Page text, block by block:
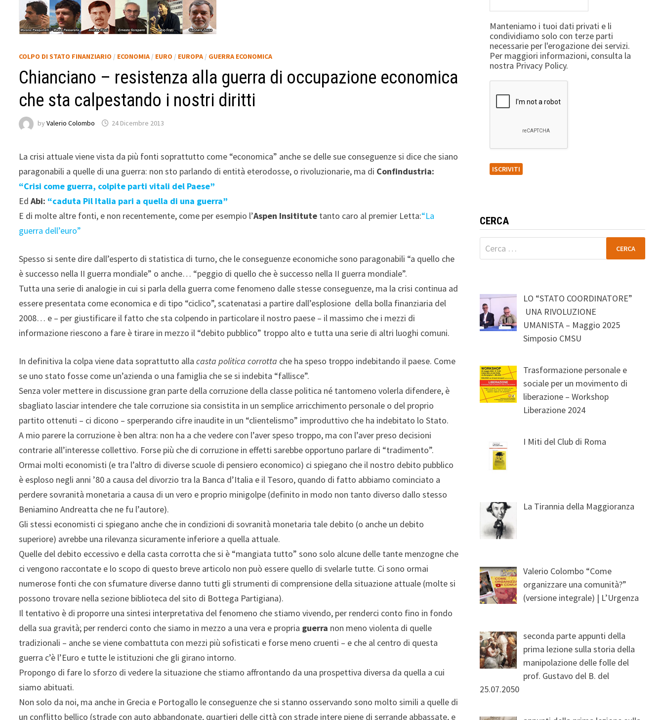
COLPO DI STATO FINANZIARIO / ECONOMIA / EURO / EUROPA / GUERRA ECONOMICA
Chianciano – resistenza alla guerra di occupazione economica
che sta calpestando i nostri diritti
byValerio Colombo 24 Dicembre 2013
La crisi attuale viene vista da più fonti soprattutto come “economica” anche se delle sue conseguenze si dice che siano
paragonabili a quelle di una guerra: non sto parlando di entità eterodosse, o rivoluzionarie, ma di Confindustria:
“Crisi come guerra, colpite parti vitali del Paese”
EdAbi: “caduta Pil Italia pari a quella di una guerra”
E di molte altre fonti, e non recentemente, come per esempio l’Aspen Insititute tanto caro al premier Letta:“La
guerra dell’euro”
Spesso si sente dire dall’esperto di statistica di turno, che le conseguenze economiche sono paragonabili “a quello che
è successo nella II guerra mondiale” o anche… “peggio di quello che è successo nella II guerra mondiale”.
Tutta una serie di analogie in cui si parla della guerra come fenomeno dalle stesse conseguenze, ma la crisi continua ad
essere presentata come economica e di tipo “ciclico”, scatenatasi a partire dall’esplosione della bolla finanziaria del
2008… e – per giustificare il fatto che sta colpendo in particolare il nostro paese – il massimo che i mezzi di
informazione riescono a fare è tirare in mezzo il “debito pubblico” troppo alto e tutta una serie di altri luoghi comuni.
In definitiva la colpa viene data soprattutto allacasta politica corrotta che ha speso troppo indebitando il paese. Come
se uno stato fosse come un’azienda o una famiglia che se si indebita “fallisce”.
Senza voler mettere in discussione gran parte della corruzione della classe politica né tantomeno volerla difendere, è
sbagliato lasciar intendere che tale corruzione sia consistita in un semplice arricchimento personale o del proprio
partito ottenuti – ci dicono – sperperando cifre inaudite in un “clientelismo” improduttivo che ha indebitato lo Stato.
A mio parere la corruzione è ben altra: non ha a che vedere con l’aver speso troppo, ma con l’aver preso decisioni
contrarie all’interesse collettivo. Forse più che di corruzione in effetti sarebbe opportuno parlare di “tradimento”.
Ormai molti economisti (e tra l’altro di diverse scuole di pensiero economico) ci spiegano che il nostro debito pubblico
è esploso negli anni ’80 a causa del divorzio tra la Banca d’Italia e il Tesoro, quando di fatto abbiamo cominciato a
perdere sovranità monetaria a causa di un vero e proprio minigolpe (definito in modo non tanto diverso dallo stesso
Beniamino Andreatta che ne fu l’autore).
Gli stessi economisti ci spiegano anche che in condizioni di sovranità monetaria tale debito (o anche un debito
superiore) avrebbe una rilevanza sicuramente inferiore a quella attuale.
Quelle del debito eccessivo e della casta corrotta che si è “mangiata tutto” sono solo alcune delle tante menzogne che
ci vengono raccontate e lo scopo di questo breve articolo non può essere quello di svelarle tutte. Ci sono ormai
numerose fonti che con sfumature diverse danno tutti gli strumenti di comprensione della situazione attuale (molte si
possono trovare nella sezione biblioteca del sito di Bottega Partigiana).
Il tentativo è di proporre una sintesi interpretativa del fenomeno che stiamo vivendo, per renderci conto fino in fondo
della sua gravità; per renderci conto che siamo in mezzo a una vera e propria guerra non meno violenta di quelle
tradizionali – anche se viene combattuta con mezzi più sofisticati e forse meno cruenti – e che al centro di questa
guerra c’è l’Euro e tutte le istituzioni che gli girano intorno.
Propongo di fare lo sforzo di vedere la situazione che stiamo affrontando da una prospettiva diversa da quella a cui
siamo abituati.
Non solo da noi, ma anche in Grecia e Portogallo le conseguenze che si stanno osservando sono molto simili a quelle di
un conflitto bellico (strade con auto abbandonate, quartieri delle città con strade intere piene di serrande abbassate, e
Manteniamo i tuoi dati privati e li
condividiamo solo con terze parti
necessarie per l'erogazione dei servizi.
Per maggiori informazioni, consulta la
nostra Privacy Policy.
CERCA
Ricerca
per:
LO “STATO COORDINATORE”
UNA RIVOLUZIONE
UMANISTA – Maggio 2025
Simposio CMSU
Trasformazione personale e
sociale per un movimento di
liberazione – Workshop
Liberazione 2024
I Miti del Club di Roma
La Tirannia della Maggioranza
Valerio Colombo “Come
organizzare una comunità?”
(versione integrale) | L’Urgenza
seconda parte appunti della
prima lezione sulla storia della
manipolazione delle folle del
prof. Gustavo del B. del
25.07.2050